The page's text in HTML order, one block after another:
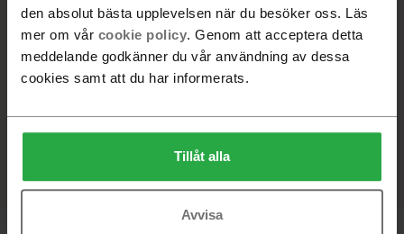
den absolut bästa upplevelsen när du besöker oss. Läs
mer om vår cookie policy. Genom att acceptera detta
meddelande godkänner du vår användning av dessa
cookies samt att du har informerats.
Tillåt alla
Avvisa
Beställningsvara. Leveranstid 6-8 veckor
- +